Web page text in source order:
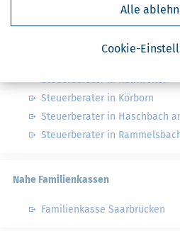
Cookie-
Alle
Steuerberater in Ruthweiler
Steuerberater in Körborn
Steuerberater in Haschbach
Steuerberater in
Nahe Familienkassen
Familienkasse Saarbrücken